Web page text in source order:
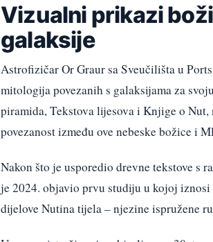
Vizualni prikazi
galaksije
Astrofizičar Or Graur sa Sveučilišta u
mitologija povezanih s galaksijama za
piramida, Tekstova lijesova i Knjige o
povezanost između ove nebeske božice i
Nakon što je usporedio drevne tekstove s
je 2024. objavio prvu studiju u kojoj
dijelove Nutina tijela – njezine ispružene